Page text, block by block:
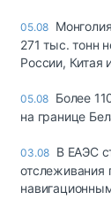
05.08
271 тыс. тонн
России,
05.08 Более
на границе
03.08 В ЕАЭС
отслеживания